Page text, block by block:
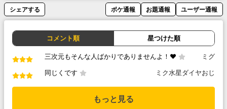
シェアする ボケ通報 お題通報 ユーザー通報
コメント順 星つけた順
三次元もそんな人ばかりでありませんよ！♥️ ミグ
同じくです ミク水星ダイヤおじ
もっと見る